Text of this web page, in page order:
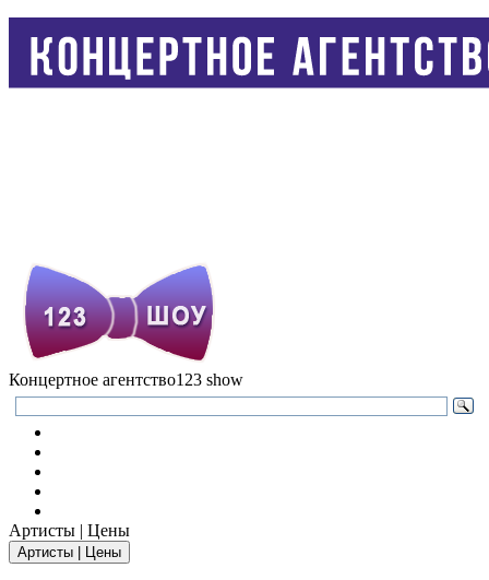
Концертное агентство123 show
Артисты | Цены
Артисты | Цены